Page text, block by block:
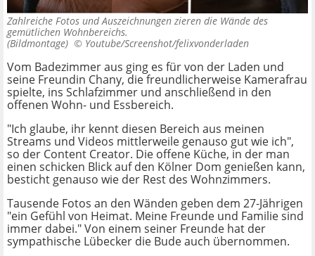
Zahlreiche Fotos und Auszeichnungen zieren die Wände des
gemütlichen Wohnbereichs.
(Bildmontage) © Youtube/Screenshot/felixvonderladen
Vom Badezimmer aus ging es für von der Laden und
seine Freundin Chany, die freundlicherweise Kamerafrau
spielte, ins Schlafzimmer und anschließend in den
offenen Wohn- und Essbereich.
"Ich glaube, ihr kennt diesen Bereich aus meinen
Streams und Videos mittlerweile genauso gut wie ich",
so der Content Creator. Die offene Küche, in der man
einen schicken Blick auf den Kölner Dom genießen kann,
besticht genauso wie der Rest des Wohnzimmers.
Tausende Fotos an den Wänden geben dem 27-Jährigen
"ein Gefühl von Heimat. Meine Freunde und Familie sind
immer dabei." Von einem seiner Freunde hat der
sympathische Lübecker die Bude auch übernommen.